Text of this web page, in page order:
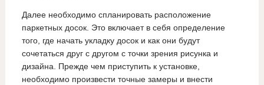
Далее необходимо спланировать расположение
паркетных досок. Это включает в себя определение
того, где начать укладку досок и как они будут
сочетаться друг с другом с точки зрения рисунка и
дизайна. Прежде чем приступить к установке,
необходимо произвести точные замеры и внести